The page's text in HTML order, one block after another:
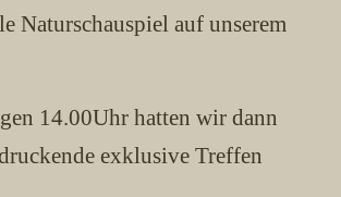
Naturschauspiel auf unserem
14.00Uhr hatten wir dann
exklusive Treffen